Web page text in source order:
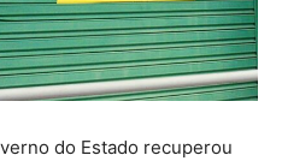
do Estado recuperou